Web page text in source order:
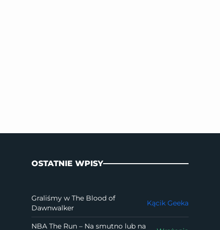
OSTATNIE WPISY
Graliśmy w The Blood of
Dawnwalker
Kącik Geeka
NBA The Run – Na smutno lub na